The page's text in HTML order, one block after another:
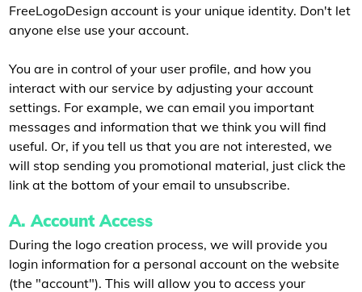
FreeLogoDesign account is your unique identity. Don't let
anyone else use your account.
You are in control of your user profile, and how you
interact with our service by adjusting your account
settings. For example, we can email you important
messages and information that we think you will find
useful. Or, if you tell us that you are not interested, we
will stop sending you promotional material, just click the
link at the bottom of your email to unsubscribe.
A. Account Access
During the logo creation process, we will provide you
login information for a personal account on the website
(the "account"). This will allow you to access your